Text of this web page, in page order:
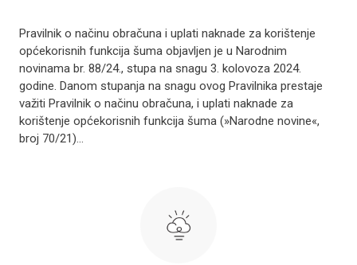
Pravilnik o načinu obračuna i uplati naknade za korištenje
općekorisnih funkcija šuma objavljen je u Narodnim
novinama br. 88/24., stupa na snagu 3. kolovoza 2024.
godine. Danom stupanja na snagu ovog Pravilnika prestaje
važiti Pravilnik o načinu obračuna, i uplati naknade za
korištenje općekorisnih funkcija šuma (»Narodne novine«,
broj 70/21)...